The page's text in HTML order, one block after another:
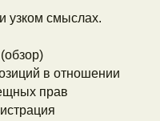
узком смыслах.
в отношении
прав